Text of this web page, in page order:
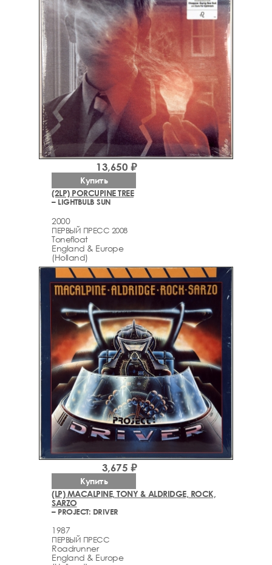
(2LP) PORCUPINE TREE
– LIGHTBULB SUN
2000
ПЕРВЫЙ ПРЕСС 2008
Tonefloat
England & Europe
(Holland)
13,650 ₽
Купить
(LP) MACALPINE, TONY & ALDRIDGE, ROCK,
SARZO
– PROJECT: DRIVER
1987
ПЕРВЫЙ ПРЕСС
Roadrunner
England & Europe
3,675 ₽
Купить